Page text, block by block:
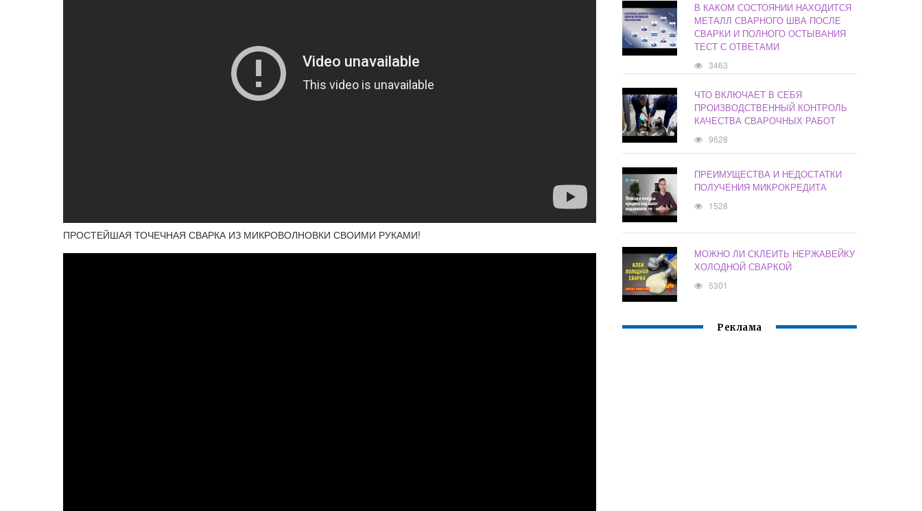
ПРОСТЕЙШАЯ ТОЧЕЧНАЯ СВАРКА ИЗ МИКРОВОЛНОВКИ СВОИМИ РУКАМИ!
В КАКОМ СОСТОЯНИИ НАХОДИТСЯ
МЕТАЛЛ СВАРНОГО ШВА ПОСЛЕ
СВАРКИ И ПОЛНОГО ОСТЫВАНИЯ
ТЕСТ С ОТВЕТАМИ
3463
ЧТО ВКЛЮЧАЕТ В СЕБЯ
ПРОИЗВОДСТВЕННЫЙ КОНТРОЛЬ
КАЧЕСТВА СВАРОЧНЫХ РАБОТ
9628
ПРЕИМУЩЕСТВА И НЕДОСТАТКИ
ПОЛУЧЕНИЯ МИКРОКРЕДИТА
1528
МОЖНО ЛИ СКЛЕИТЬ НЕРЖАВЕЙКУ
ХОЛОДНОЙ СВАРКОЙ
5301
Реклама